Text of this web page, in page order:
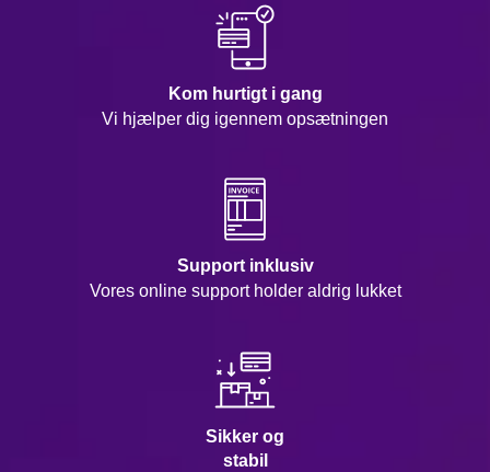
Kom hurtigt i gang
Vi hjælper dig igennem opsætningen
Support inklusiv
Vores online support holder aldrig lukket
Sikker og
stabil